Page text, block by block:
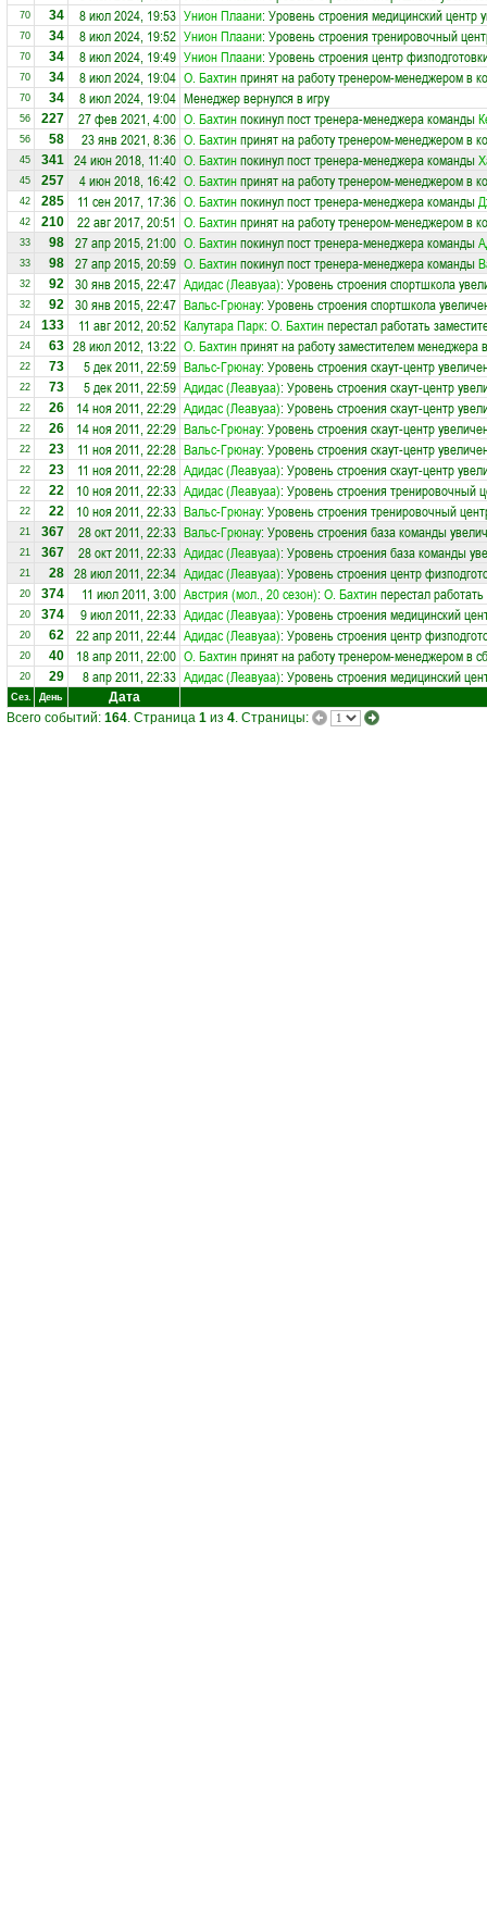
70 34 8 июл 2024, 19:53 Унион Плаани: Уровень строения медицинский центр
70 34 8 июл 2024, 19:52 Унион Плаани: Уровень строения тренировочный
70 34 8 июл 2024, 19:49 Унион Плаани: Уровень строения центр
70 34 8 июл 2024, 19:04 О. Бахтинпринят на работу тренером-менеджером в
70 34 8 июл 2024, 19:04 Менеджер вернулся в игру
56 227 27 фев 2021, 4:00 О. Бахтинпокинул пост тренера-менеджера команды
56 58 23 янв 2021, 8:36 О. Бахтинпринят на работу тренером-менеджером в
45 341 24 июн 2018, 11:40 О. Бахтинпокинул пост тренера-менеджера команды
45 257 4 июн 2018, 16:42 О. Бахтинпринят на работу тренером-менеджером в
42 285 11 сен 2017, 17:36 О. Бахтинпокинул пост тренера-менеджера команды
42 210 22 авг 2017, 20:51 О. Бахтинпринят на работу тренером-менеджером в
33 98 27 апр 2015, 21:00 О. Бахтинпокинул пост тренера-менеджера команды
33 98 27 апр 2015, 20:59 О. Бахтинпокинул пост тренера-менеджера команды
32 92 30 янв 2015, 22:47 Адидас (Леавуаа): Уровень строения спортшкола
32 92 30 янв 2015, 22:47 Вальс-Грюнау: Уровень строения спортшкола
24 133 11 авг 2012, 20:52 Калутара Парк: О. Бахтинперестал работать
24 63 28 июл 2012, 13:22 О. Бахтинпринят на работу заместителем менеджера
22 73 5 дек 2011, 22:59 Вальс-Грюнау: Уровень строения скаут-центр
22 73 5 дек 2011, 22:59 Адидас (Леавуаа): Уровень строения скаут-центр
22 26 14 ноя 2011, 22:29 Адидас (Леавуаа): Уровень строения скаут-центр
22 26 14 ноя 2011, 22:29 Вальс-Грюнау: Уровень строения скаут-центр
22 23 11 ноя 2011, 22:28 Вальс-Грюнау: Уровень строения скаут-центр
22 23 11 ноя 2011, 22:28 Адидас (Леавуаа): Уровень строения скаут-центр
22 22 10 ноя 2011, 22:33 Адидас (Леавуаа): Уровень строения тренировочный
22 22 10 ноя 2011, 22:33 Вальс-Грюнау: Уровень строения тренировочный
21 367 28 окт 2011, 22:33 Вальс-Грюнау: Уровень строения база команды
21 367 28 окт 2011, 22:33 Адидас (Леавуаа): Уровень строения база команды
21 28 28 июл 2011, 22:34 Адидас (Леавуаа): Уровень строения центр
20 374 11 июл 2011, 3:00 Австрия (мол., 20 сезон): О. Бахтинперестал
20 374 9 июл 2011, 22:33 Адидас (Леавуаа): Уровень строения медицинский
20 62 22 апр 2011, 22:44 Адидас (Леавуаа): Уровень строения центр
20 40 18 апр 2011, 22:00 О. Бахтинпринят на работу тренером-менеджером в
20 29 8 апр 2011, 22:33 Адидас (Леавуаа): Уровень строения медицинский
Сез. День
Дата
Всего событий: 164. Страница 1 из 4. Страницы: